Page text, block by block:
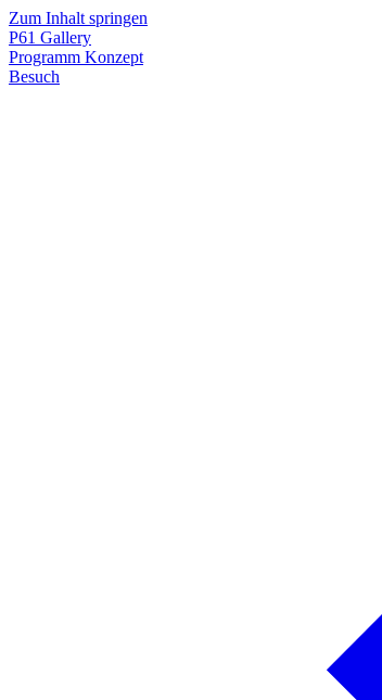
Zum Inhalt springen
P61 Gallery
Programm Konzept
Besuch